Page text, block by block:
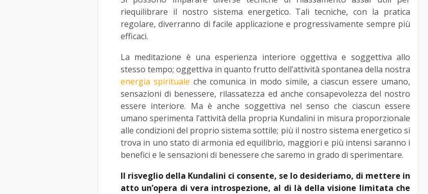
riequilibrare il nostro sistema energetico. Tali tecniche, con la pratica
regolare, diverranno di facile applicazione e progressivamente sempre più
efficaci.
La meditazione è una esperienza interiore oggettiva e soggettiva allo
stesso tempo; oggettiva in quanto frutto dell’attività spontanea della nostra
energia spirituale che comunica in modo simile, a ciascun essere umano,
sensazioni di benessere, rilassatezza ed anche consapevolezza del nostro
essere interiore. Ma è anche soggettiva nel senso che ciascun essere
umano sperimenta l’attività della propria Kundalini in misura proporzionale
alle condizioni del proprio sistema sottile; più il nostro sistema energetico si
trova in uno stato di armonia ed equilibrio, maggiori e più intensi saranno i
benefici e le sensazioni di benessere che saremo in grado di sperimentare.
Il risveglio della Kundalini ci consente, se lo desideriamo, di mettere in
atto un’opera di vera introspezione, al di là della visione limitata che